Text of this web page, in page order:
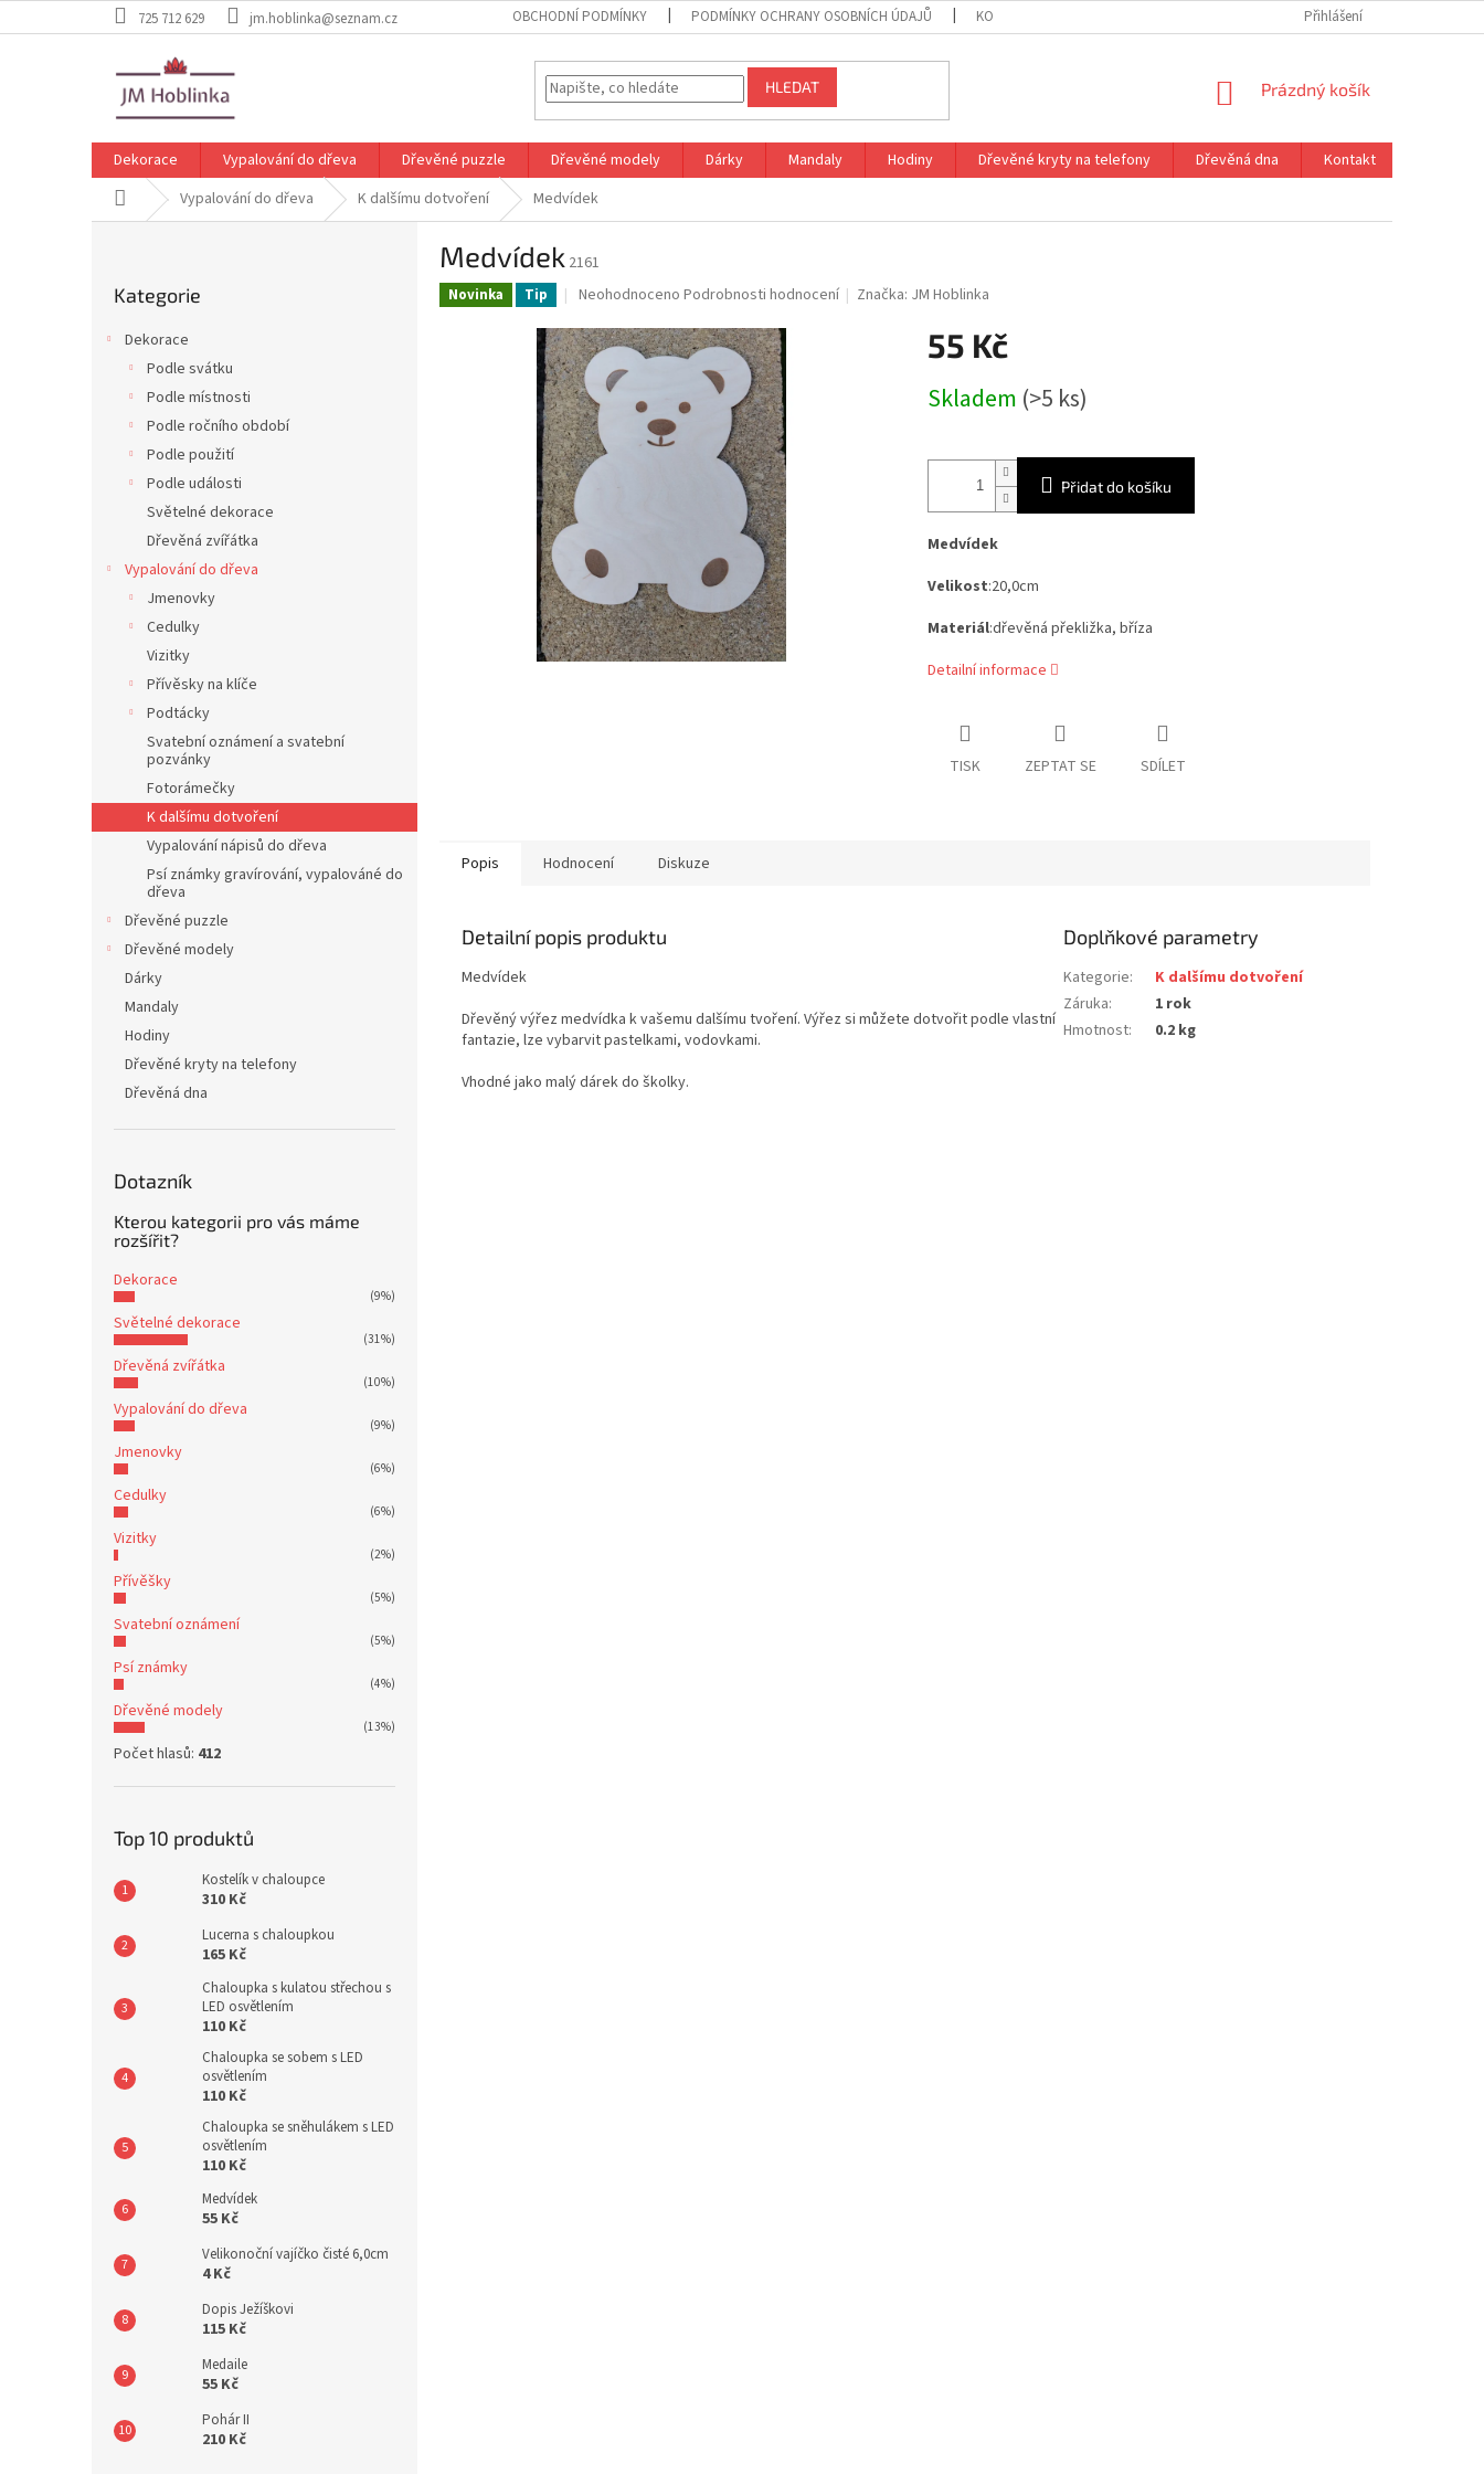
na
725 712 629 jm.hoblinka@seznam.cz OBCHODNÍ PODMÍNKY PODMÍNKY OCHRANY OSOBNÍCH ÚDAJŮ KONTAKT Přihlášení
HLEDAT
NÁKUPNÍ
Prázdný košík
Dekorace Vypalování do dřeva Dřevěné puzzle Dřevěné modely Dárky Mandaly Hodiny Dřevěné kryty na telefony Dřevěná dna
Kontakt
Domů Vypalování do dřeva K dalšímu dotvoření Medvídek
kategorie
Kategorie
Dekorace
Podle svátku
Podle místnosti
Podle ročního období
Podle použití
Podle události
Světelné dekorace
Dřevěná zvířátka
Vypalování do dřeva
Jmenovky
Cedulky
Vizitky
Přívěsky na klíče
Podtácky
Svatební oznámení a svatební
pozvánky
Fotorámečky
K dalšímu dotvoření
Vypalování nápisů do dřeva
Psí známky gravírování, vypalováné do
dřeva
Dřevěné puzzle
Dřevěné modely
Dárky
Mandaly
Hodiny
Dřevěné kryty na telefony
Dřevěná dna
Dotazník
Kterou kategorii pro vás máme
rozšířit?
Dekorace
(9%)
Světelné dekorace
(31%)
Dřevěná zvířátka
(10%)
Vypalování do dřeva
(9%)
Jmenovky
(6%)
Cedulky
(6%)
Vizitky
(2%)
Přívěšky
(5%)
Svatební oznámení
(5%)
Psí známky
(4%)
Dřevěné modely
(13%)
Počet hlasů: 412
Top 10 produktů
Kostelík v chaloupce
310 Kč
Lucerna s chaloupkou
165 Kč
Chaloupka s kulatou střechou s
LED osvětlením
110 Kč
Chaloupka se sobem s LED
osvětlením
110 Kč
Chaloupka se sněhulákem s LED
osvětlením
110 Kč
Medvídek
55 Kč
Velikonoční vajíčko čisté 6,0cm
4 Kč
Dopis Ježíškovi
115 Kč
Medaile
55 Kč
Pohár II
210 Kč
Medvídek 2161
Novinka Tip
Průměrné
produktu
je
0,0
z
5
hvězdiček.
Neohodnoceno Podrobnosti hodnocení Značka: JM Hoblinka
55 Kč
cena:
Skladem (>5 ks)
Přidat do košíku
Medvídek
Velikost:20,0cm
Materiál:dřevěná překližka, bříza
Detailní informace
TISK ZEPTAT SE SDÍLET
Popis Hodnocení Diskuze
Detailní popis produktu
Medvídek
Dřevěný výřez medvídka k vašemu dalšímu tvoření. Výřez si můžete dotvořit podle vlastní
fantazie, lze vybarvit pastelkami, vodovkami.
Vhodné jako malý dárek do školky.
Doplňkové parametry
Kategorie:
K dalšímu dotvoření
Záruka:
1 rok
Hmotnost: 0.2 kg